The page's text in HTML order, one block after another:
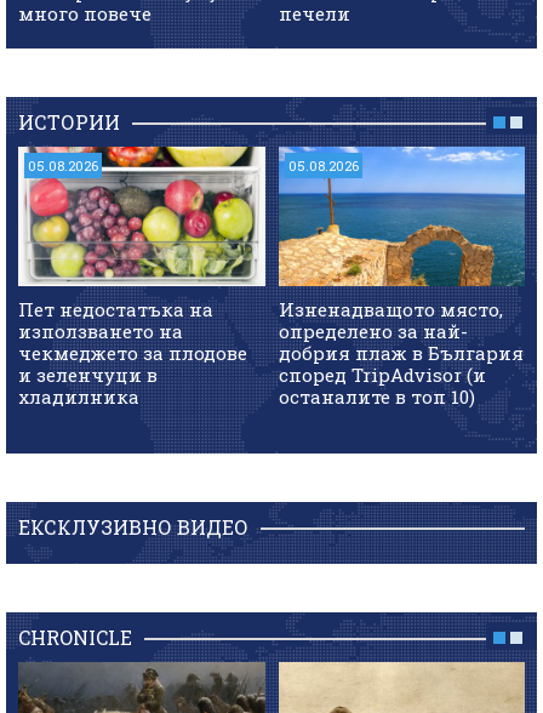
много повече
печели
ИСТОРИИ
05.08.2026
Пет недостатъка на
използването на
чекмеджето за плодове
и зеленчуци в
хладилника
05.08.2026
Изненадващото място,
определено за най-
добрия плаж в България
според TripAdvisor (и
останалите в топ 10)
ЕКСКЛУЗИВНО ВИДЕО
CHRONICLE